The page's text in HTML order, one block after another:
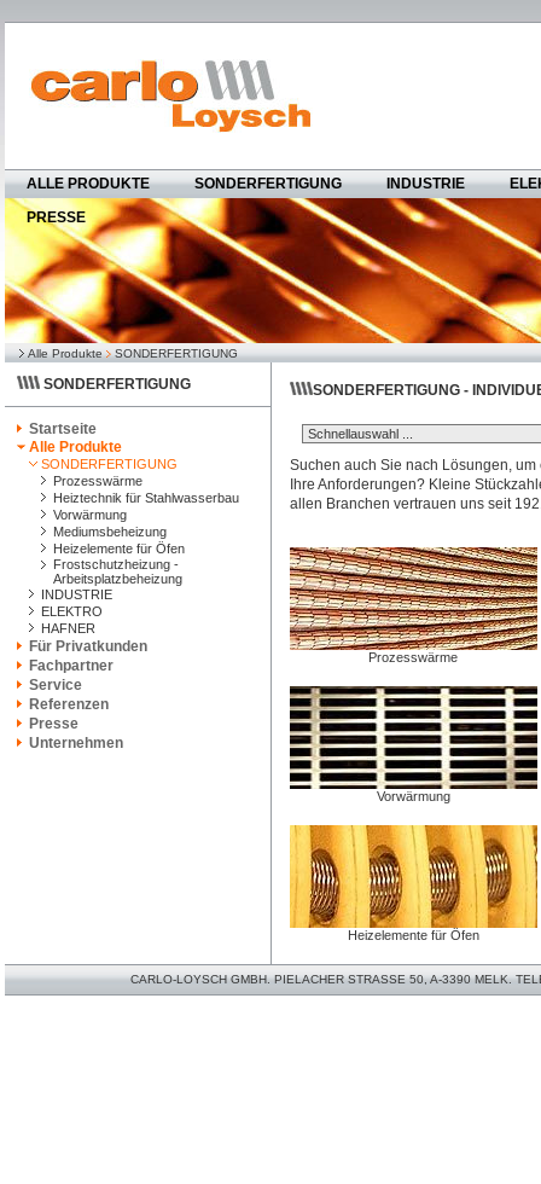
ALLE PRODUKTE SONDERFERTIGUNG INDUSTRIE
PRESSE
Alle Produkte SONDERFERTIGUNG
SONDERFERTIGUNG
Startseite
Alle Produkte
SONDERFERTIGUNG
Prozesswärme
Heiztechnik für Stahlwasserbau
Vorwärmung
Mediumsbeheizung
Heizelemente für Öfen
Frostschutzheizung -
Arbeitsplatzbeheizung
INDUSTRIE
ELEKTRO
HAFNER
Für Privatkunden
Fachpartner
Service
Referenzen
Presse
Unternehmen
SONDERFERTIGUNG -
Suchen auch Sie nach Lösungen,
Ihre Anforderungen? Kleine
allen Branchen vertrauen uns seit
Prozesswärme
Vorwärmung
Heizelemente für Öfen
CARLO-LOYSCH GMBH. PIELACHER STRASSE 50, A-3390 MELK.